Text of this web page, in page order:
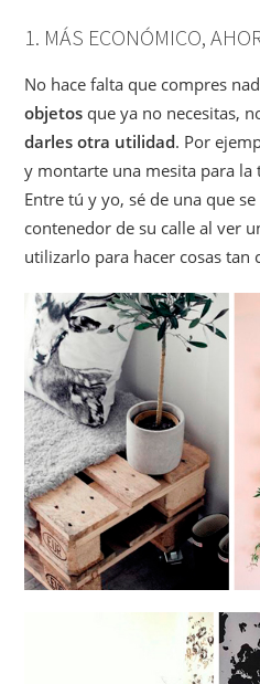
1. MÁS ECONÓMICO,
No hace falta que compres
objetos que ya no necesitas,
darles otra utilidad. Por
y montarte una mesita para la
Entre tú y yo, sé de una que
contenedor de su calle al ver
utilizarlo para hacer cosas tan